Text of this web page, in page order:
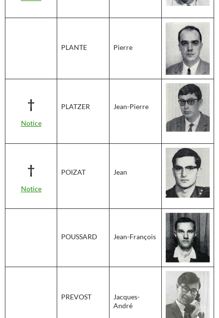
PLANTE Pierre
†
Notice
PLATZER Jean-Pierre
†
Notice
POIZAT Jean
POUSSARD Jean-François
PREVOST
Jacques-
André